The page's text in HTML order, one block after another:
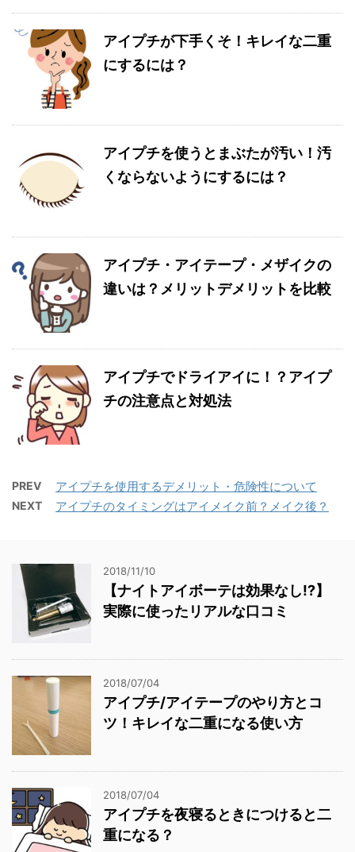
アイプチが下手くそ！キレイな二重
にするには？
アイプチを使うとまぶたが汚い！汚
くならないようにするには？
アイプチ・アイテープ・メザイクの
違いは？メリットデメリットを比較
アイプチでドライアイに！？アイプ
チの注意点と対処法
PREV アイプチを使用するデメリット・危険性について
NEXT アイプチのタイミングはアイメイク前？メイク後？
2018/11/10
【ナイトアイボーテは効果なし!?】
実際に使ったリアルな口コミ
2018/07/04
アイプチ/アイテープのやり方とコ
ツ！キレイな二重になる使い方
2018/07/04
アイプチを夜寝るときにつけると二
重になる？